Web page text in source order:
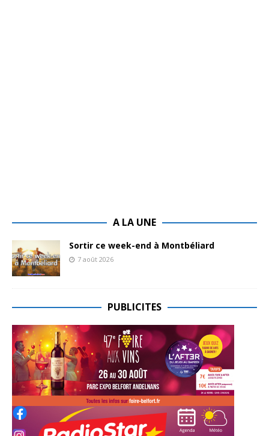
A LA UNE
Sortir ce week-end à Montbéliard
7 août 2026
PUBLICITES